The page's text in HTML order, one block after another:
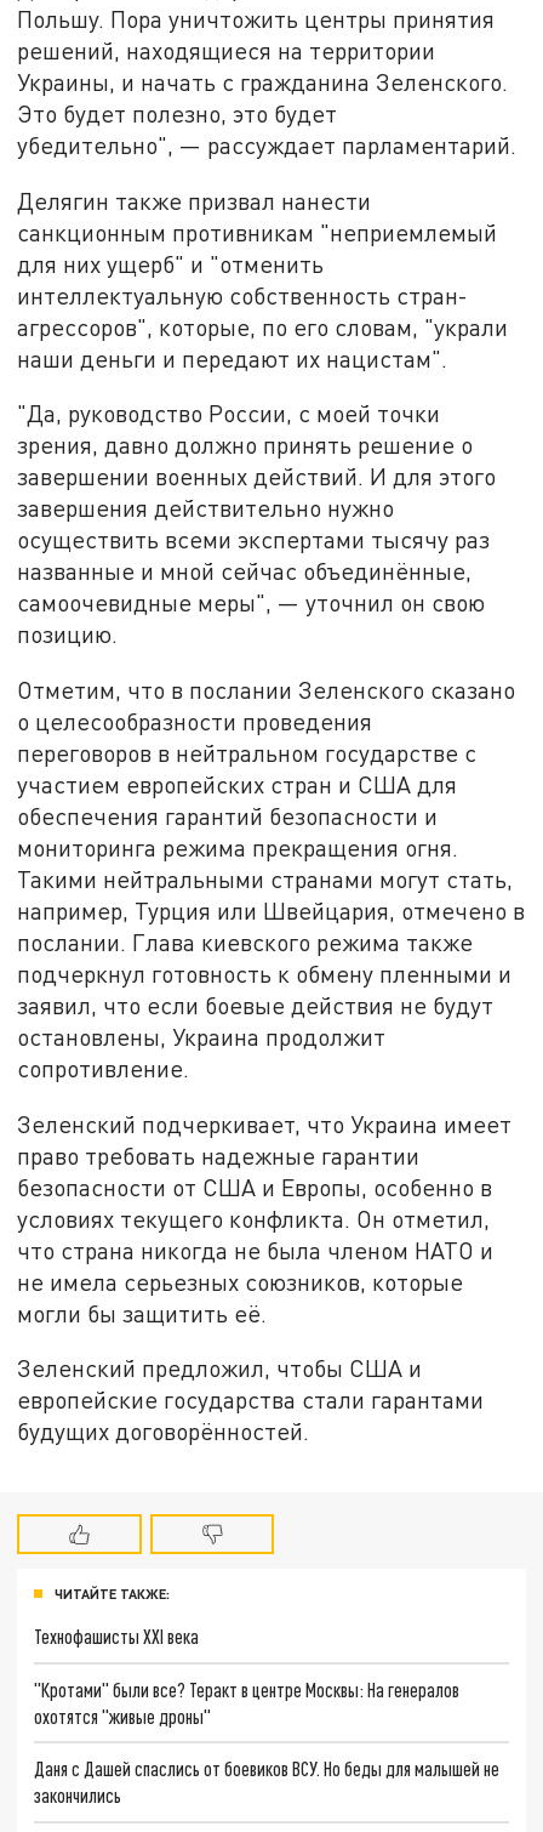
Польшу. Пора уничтожить центры принятия
решений, находящиеся на территории
Украины, и начать с гражданина Зеленского.
Это будет полезно, это будет
убедительно", — рассуждает парламентарий.
Делягин также призвал нанести
санкционным противникам "неприемлемый
для них ущерб" и "отменить
интеллектуальную собственность стран-
агрессоров", которые, по его словам, "украли
наши деньги и передают их нацистам".
"Да, руководство России, с моей точки
зрения, давно должно принять решение о
завершении военных действий. И для этого
завершения действительно нужно
осуществить всеми экспертами тысячу раз
названные и мной сейчас объединённые,
самоочевидные меры", — уточнил он свою
позицию.
Отметим, что в послании Зеленского сказано
о целесообразности проведения
переговоров в нейтральном государстве с
участием европейских стран и США для
обеспечения гарантий безопасности и
мониторинга режима прекращения огня.
Такими нейтральными странами могут стать,
например, Турция или Швейцария, отмечено в
послании. Глава киевского режима также
подчеркнул готовность к обмену пленными и
заявил, что если боевые действия не будут
остановлены, Украина продолжит
сопротивление.
Зеленский подчеркивает, что Украина имеет
право требовать надежные гарантии
безопасности от США и Европы, особенно в
условиях текущего конфликта. Он отметил,
что страна никогда не была членом НАТО и
не имела серьезных союзников, которые
могли бы защитить её.
Зеленский предложил, чтобы США и
европейские государства стали гарантами
будущих договорённостей.
ЧИТАЙТЕ ТАКЖЕ:
Технофашисты XXI века
"Кротами" были все? Теракт в центре Москвы: На генералов
охотятся "живые дроны"
Даня с Дашей спаслись от боевиков ВСУ. Но беды для малышей не
закончились